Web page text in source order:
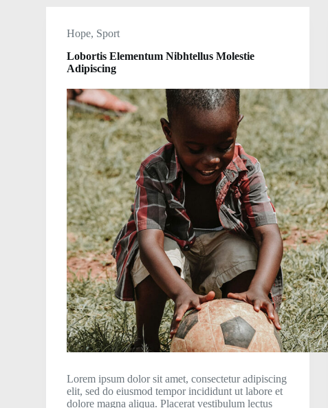
Hope, Sport
Lobortis Elementum Nibhtellus Molestie
Adipiscing
Lorem ipsum dolor sit amet, consectetur adipiscing
elit, sed do eiusmod tempor incididunt ut labore et
dolore magna aliqua. Placerat vestibulum lectus